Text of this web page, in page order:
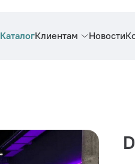
КаталогКлиентам Новости